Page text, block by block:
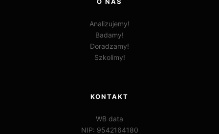
Analizujemy!
Badamy!
Doradzamy!
Szkolimy!
KONTAKT
WB data
NIP: 9542164180